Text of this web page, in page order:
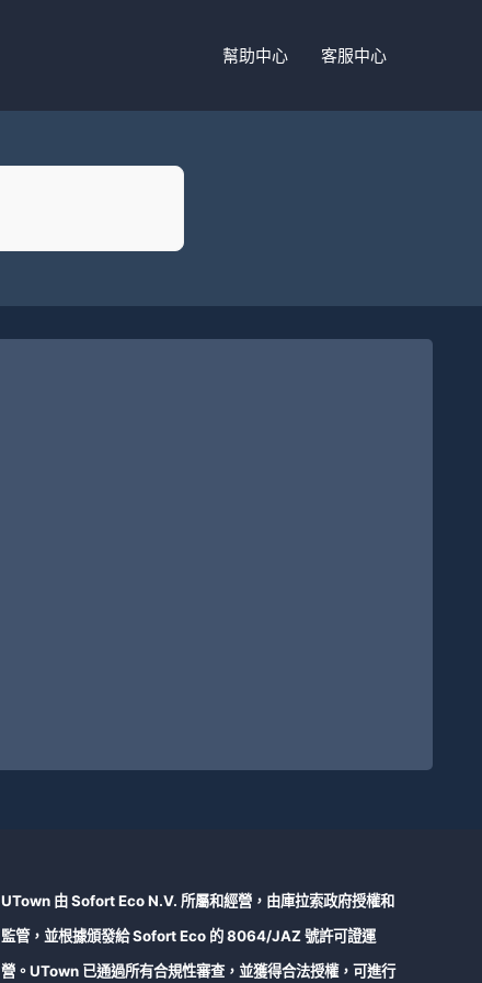
幫助中心 客服中心
UTown 由 Sofort Eco N.V. 所屬和經營，由庫拉索政府授權和
監管，並根據頒發給 Sofort Eco 的 8064/JAZ 號許可證運
營。UTown 已通過所有合規性審查，並獲得合法授權，可進行